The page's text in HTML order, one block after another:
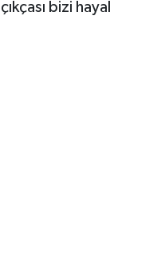
bizi hayal